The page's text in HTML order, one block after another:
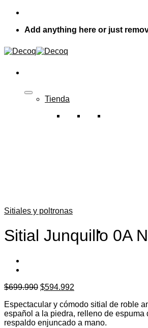
Skip
contentAdd anything here or just
Tienda
Sitiales y poltronas
Sitial Junquillo 0A
$699.990 El
original
era:
$699.990.
$594.992
actual
es:
$594.992.
Espectacular y cómodo sitial de roble
español a la piedra, relleno de espuma
respaldo enjuncado a mano.